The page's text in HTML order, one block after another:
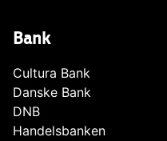
Bank
Cultura Bank
Danske Bank
DNB
Handelsbanken